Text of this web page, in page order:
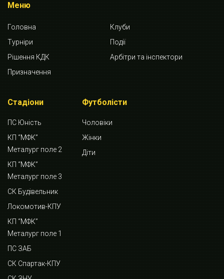
Меню
Головна
Клуби
Турніри
Події
Рішення КДК
Арбітри та інспектори
Призначення
Стадіони
ПС Юність
КП “МФК”
Металург поле 2
КП “МФК”
Металург поле 3
СК Будівельник
Локомотив-КПУ
КП “МФК”
Металург поле 1
ПС ЗАБ
СК Спартак-КПУ
Футболісти
Чоловіки
Жінки
Діти